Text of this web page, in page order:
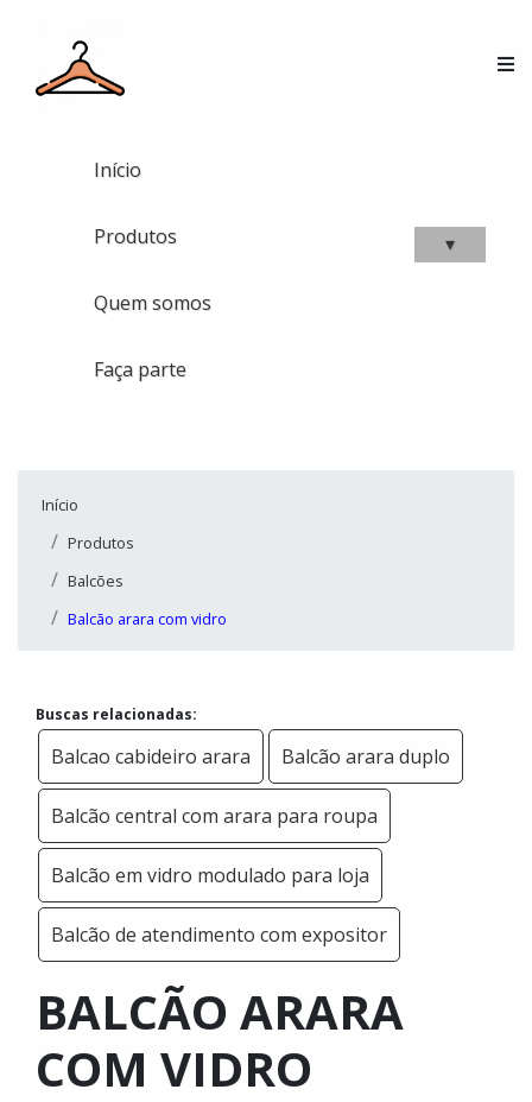
Início
Produtos ▾
Quem somos
Faça parte
Início
Produtos
Balcões
Balcão arara com vidro
Buscas relacionadas:
Balcao cabideiro arara Balcão arara duplo
Balcão central com arara para roupa
Balcão em vidro modulado para loja
Balcão de atendimento com expositor
BALCÃO ARARA
COM VIDRO